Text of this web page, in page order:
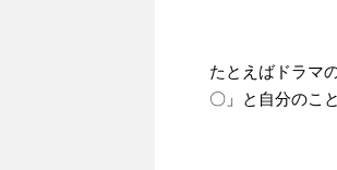
たとえばドラマ
〇」と自分のこ